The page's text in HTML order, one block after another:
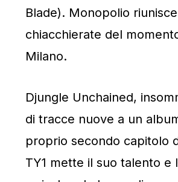
Blade). Monopolio
chiacchierate del
Milano.
Djungle Unchained,
di tracce nuove a un
proprio secondo capitolo
TY1 mette il suo talento e